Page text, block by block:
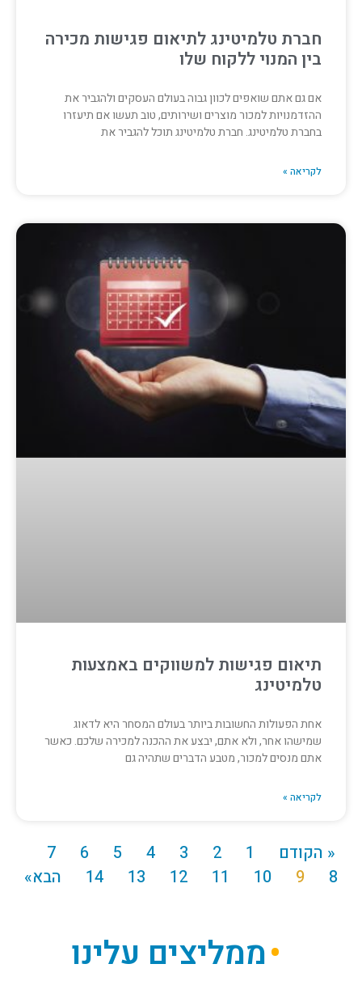
חברת טלמיטינג לתיאום פגישות מכירה
בין המנוי ללקוח שלו
אם גם אתם שואפים לכוון גבוה בעולם העסקים ולהגביר את
ההזדמנויות למכור מוצרים ושירותים, טוב תעשו אם תיעזרו
בחברת טלמיטינג. חברת טלמיטינג תוכל להגביר את
לקריאה »
תיאום פגישות למשווקים באמצעות
טלמיטינג
אחת הפעולות החשובות ביותר בעולם המסחר היא לדאוג
שמישהו אחר, ולא אתם, יבצע את ההכנה למכירה שלכם. כאשר
אתם מנסים למכור, מטבע הדברים שתהיה גם
לקריאה »
« הקודם 1
2
3
4
5
6
7
8
9
10
11
12
13
14 הבא»
ממליצים עלינו